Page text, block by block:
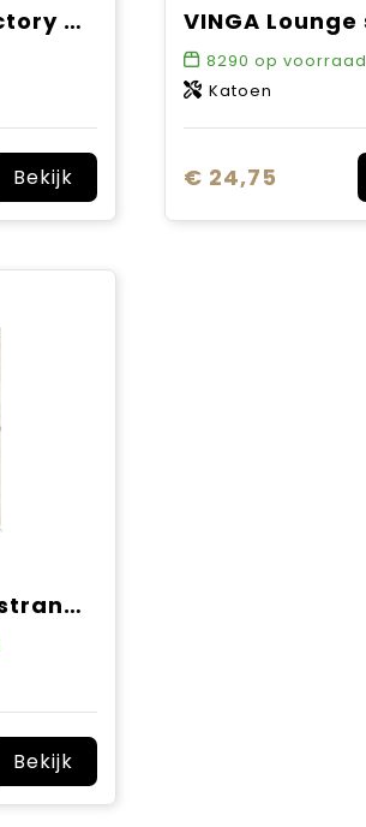
Lord Nelson Victory Melange badhanddoek 80x160 cm
Bekijk
8290 op voorraad
Katoen
€ 24,75
VINGA Valmer strand handdoek
Bekijk